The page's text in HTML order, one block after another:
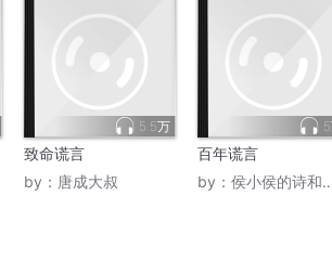
5.5万
致命谎言
by： 唐成大叔
百年谎言
by： 侯小侯的诗和远方